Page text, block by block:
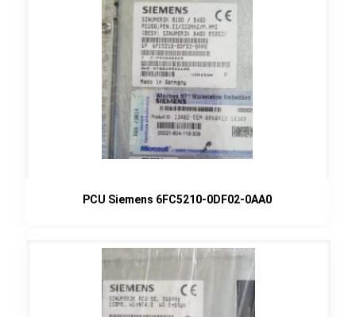
PCU Siemens 6FC5210-0DF02-0AA0